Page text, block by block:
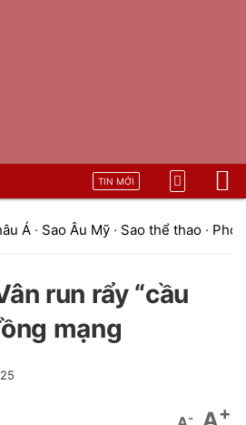
TIN MỚI
Á · Sao Âu Mỹ · Sao thể thao ·
run rẩy “cầu
mạng
- +